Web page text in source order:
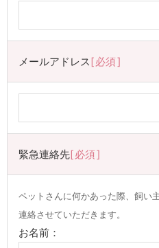
メールアドレス 必須
緊急連絡先 必須
ペットさんに何かあった際、飼い
連絡させていただきます。
お名前：